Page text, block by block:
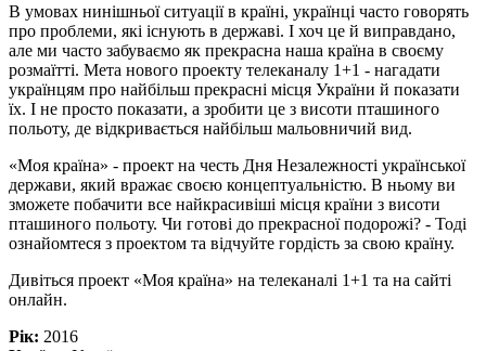
В умовах нинішньої ситуації в країні, українці часто говорять
про проблеми, які існують в державі. І хоч це й виправдано,
але ми часто забуваємо як прекрасна наша країна в своєму
розмаїтті. Мета нового проекту телеканалу 1+1 - нагадати
українцям про найбільш прекрасні місця України й показати
їх. І не просто показати, а зробити це з висоти пташиного
польоту, де відкривається найбільш мальовничий вид.
«Моя країна» - проект на честь Дня Незалежності української
держави, який вражає своєю концептуальністю. В ньому ви
зможете побачити все найкрасивіші місця країни з висоти
пташиного польоту. Чи готові до прекрасної подорожі? - Тоді
ознайомтеся з проектом та відчуйте гордість за свою країну.
Дивіться проект «Моя країна» на телеканалі 1+1 та на сайті
онлайн.
Рік: 2016